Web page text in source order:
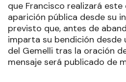
que Francisco realizará
aparición pública desde su
previsto que, antes de
imparta su bendición desde
del Gemelli tras la oración
mensaje será publicado de